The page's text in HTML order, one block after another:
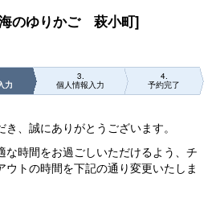
のゆりかご 萩小町]
力
3
個人情報入力
4
予約完了
、誠にありがとうございます。
な時間をお過ごしいただけるよう、チ
ウトの時間を下記の通り変更いたしま